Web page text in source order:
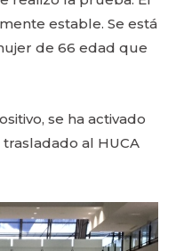
estable. Se está
de 66 edad que
se ha activado
al HUCA